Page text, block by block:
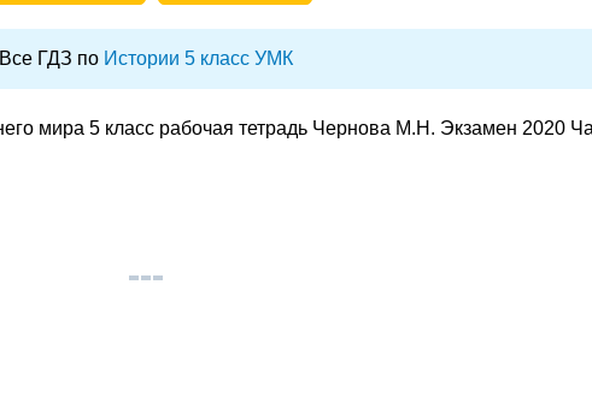
Все ГДЗ по Истории 5 класс УМК
мира 5 класс рабочая тетрадь Чернова М.Н. Экзамен 2020